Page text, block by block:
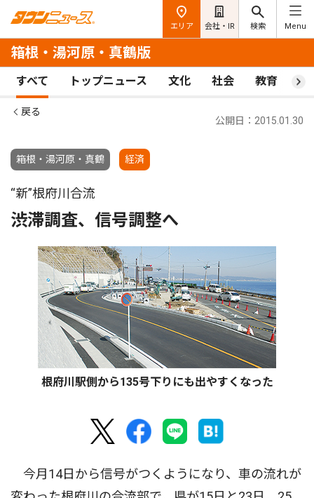
エリア 会社・IR 検索 Menu
箱根・湯河原・真鶴版
すべて トップニュース 文化 社会 教育 ス
戻る
箱根・湯河原・真鶴 経済
公開日：2015.01.30
“新”根府川合流
渋滞調査、信号調整へ
根府川駅側から135号下りにも出やすくなった
今月14日から信号がつくようになり、車の流れが